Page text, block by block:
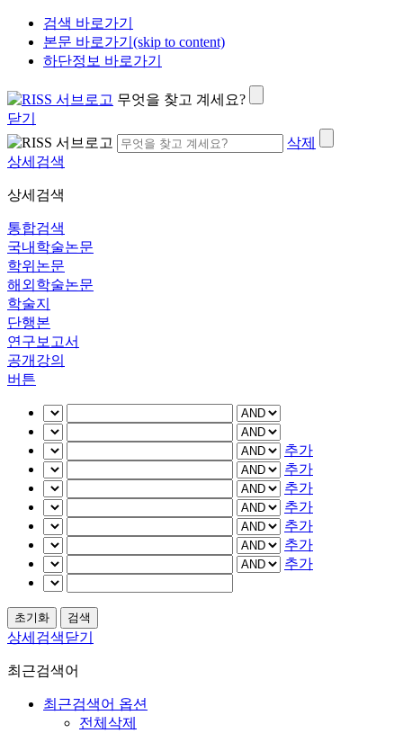
검색 바로가기
본문 바로가기(skip to content)
하단정보 바로가기
무엇을 찾고 계세요?
닫기
삭제
상세검색
상세검색
통합검색
국내학술논문
학위논문
해외학술논문
학술지
단행본
연구보고서
공개강의
버튼
추가
추가
추가
추가
추가
추가
추가
상세검색닫기
최근검색어
최근검색어 옵션
전체삭제